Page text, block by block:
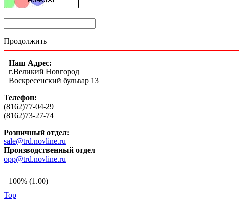
Продолжить
Наш Адрес:
г.Великий Новгород,
Воскресенский бульвар 13
Телефон:
(8162)77-04-29
(8162)73-27-74
Розничный отдел:
sale@trd.novline.ru
Производственный отдел
opp@trd.novline.ru
100% (1.00)
Top